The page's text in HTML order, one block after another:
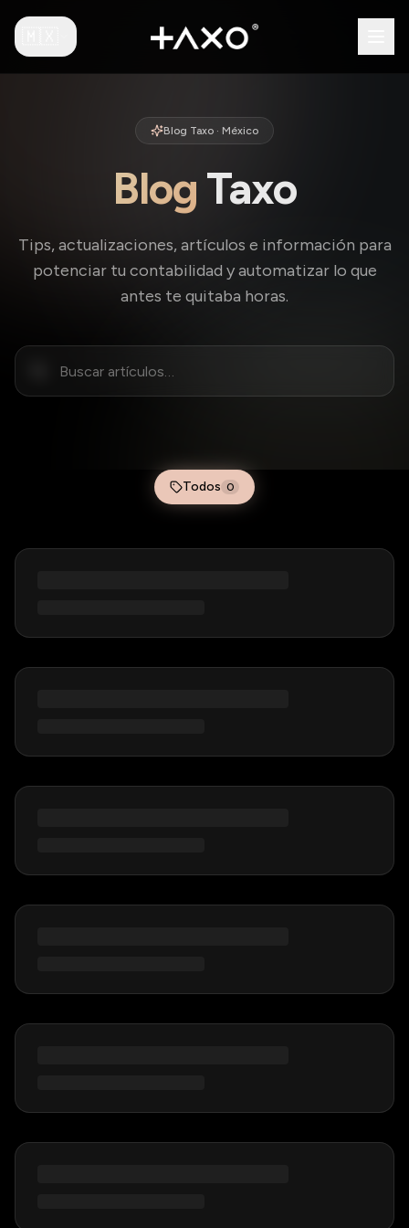
Blog Taxo · México
Blog Taxo
Tips, actualizaciones, artículos e información para
potenciar tu contabilidad y automatizar lo que
antes te quitaba horas.
Todos 0